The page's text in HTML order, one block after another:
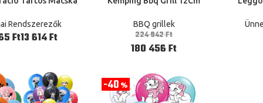
Rendszerezők
Ft Ft
BBQ grillek
224 942Ft
180 456Ft
40%